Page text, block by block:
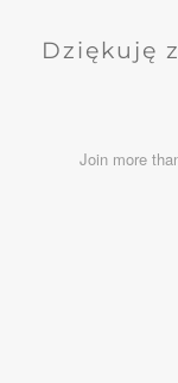
Dziękuję
Join more